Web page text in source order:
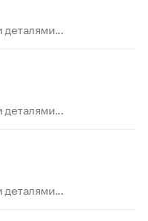
деталями...
деталями...
деталями...